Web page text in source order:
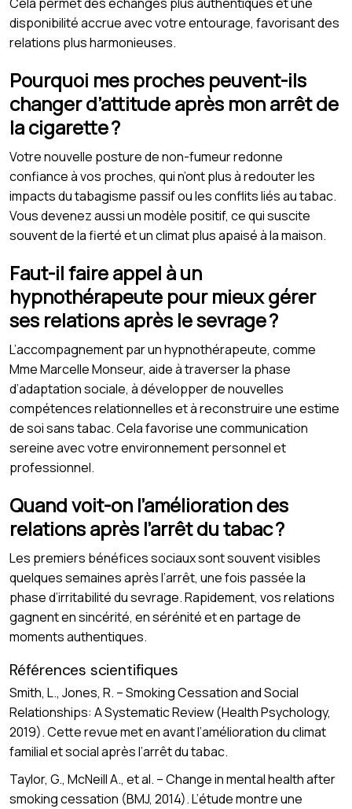
disponibilité accrue avec votre entourage, favorisant des
relations plus harmonieuses.
Pourquoi mes proches peuvent-ils
changer d’attitude après mon arrêt de
la cigarette ?
Votre nouvelle posture de non-fumeur redonne
confiance à vos proches, qui n’ont plus à redouter les
impacts du tabagisme passif ou les conflits liés au tabac.
Vous devenez aussi un modèle positif, ce qui suscite
souvent de la fierté et un climat plus apaisé à la maison.
Faut-il faire appel à un
hypnothérapeute pour mieux gérer
ses relations après le sevrage ?
L’accompagnement par un hypnothérapeute, comme
Mme Marcelle Monseur, aide à traverser la phase
d’adaptation sociale, à développer de nouvelles
compétences relationnelles et à reconstruire une estime
de soi sans tabac. Cela favorise une communication
sereine avec votre environnement personnel et
professionnel.
Quand voit-on l’amélioration des
relations après l’arrêt du tabac ?
Les premiers bénéfices sociaux sont souvent visibles
quelques semaines après l’arrêt, une fois passée la
phase d’irritabilité du sevrage. Rapidement, vos relations
gagnent en sincérité, en sérénité et en partage de
moments authentiques.
Références scientifiques
Smith, L., Jones, R. – Smoking Cessation and Social
Relationships: A Systematic Review (Health Psychology,
2019). Cette revue met en avant l’amélioration du climat
familial et social après l’arrêt du tabac.
Taylor, G., McNeill A., et al. – Change in mental health after
smoking cessation (BMJ, 2014). L’étude montre une